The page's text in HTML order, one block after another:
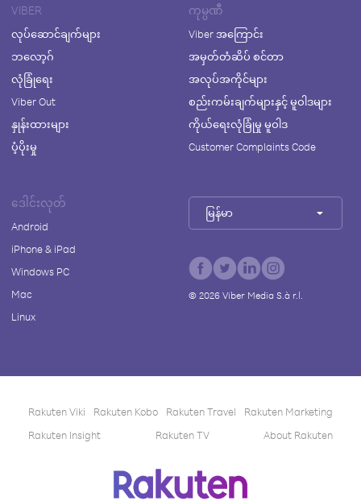
VIBER
လုပ်ဆောင်ချက်များ
ဘလော့ဂ်
လုံခြုံရေး
Viber Out
နှုန်းထားများ
ပံ့ပိုးမှု
ကုမ္ပဏီ
Viber အကြောင်း
အမှတ်တံဆိပ် စင်တာ
အလုပ်အကိုင်များ
စည်းကမ်းချက်များနှင့် မူဝါဒများ
ကိုယ်ရေးလုံခြုံမှု မူဝါဒ
Customer Complaints Code
ဒေါင်းလုတ်
Android
iPhone & iPad
Windows PC
Mac
Linux
မြန်မာ
© 2026Viber Media S.à r.l.
Rakuten Viki Rakuten Kobo Rakuten Travel
Rakuten Marketing
Rakuten Insight
Rakuten TV About Rakuten